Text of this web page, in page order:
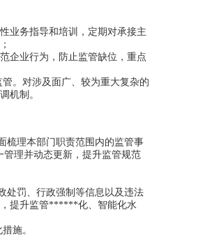
业务指导和培训，定期对承接主
企业行为，防止监管缺位，重点
。对涉及面广、较为重大复杂的
机制。
理本部门职责范围内的监管事
理并动态更新，提升监管规范
罚、行政强制等信息以及违法
，提升监管******化、智能化水
施。